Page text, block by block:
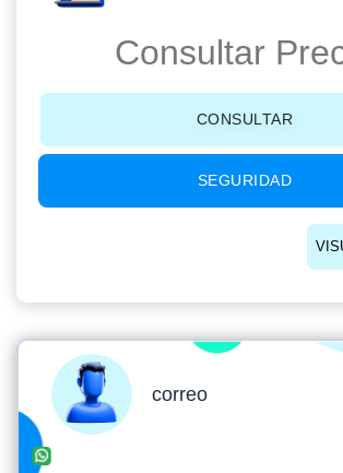
Consultar
CONSULTAR
SEGURIDAD
correo